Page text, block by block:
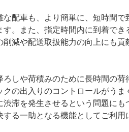
配車も、より簡単に、短時間で
。また、指定時間内に到着でき
減や配送取扱能力の向上にも貢
しや荷積みのために長時間の荷
の出入りのコントロールがうま
滞を発生させるという問題にも
る一助となる機能としてご利用